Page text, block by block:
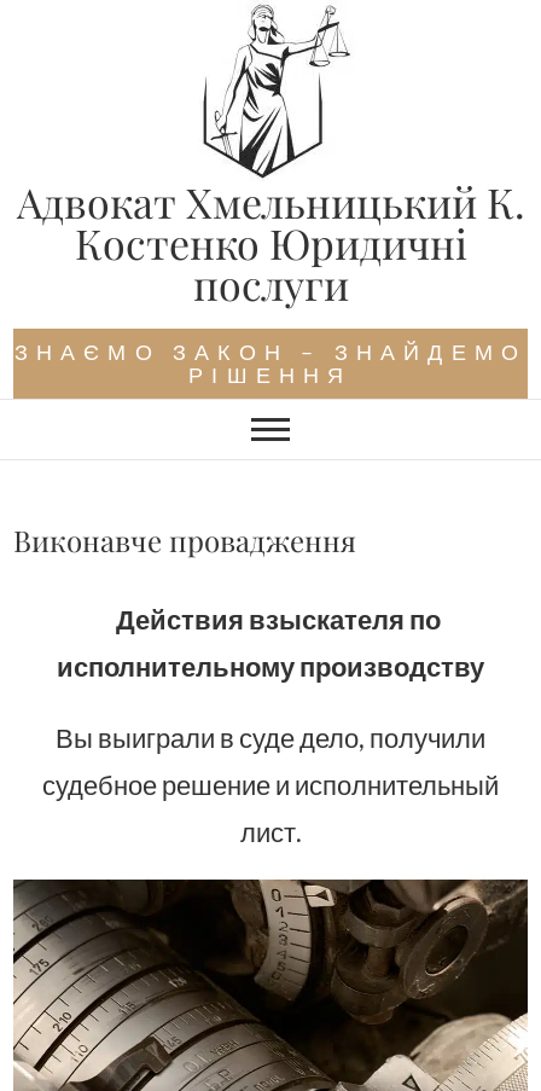
Адвокат Хмельницький К.
Костенко Юридичні
послуги
ЗНАЄМО ЗАКОН – ЗНАЙДЕМО
РІШЕННЯ
Виконавче провадження
Действия взыскателя по
исполнительному производству
Вы выиграли в суде дело, получили
судебное решение и исполнительный
лист.